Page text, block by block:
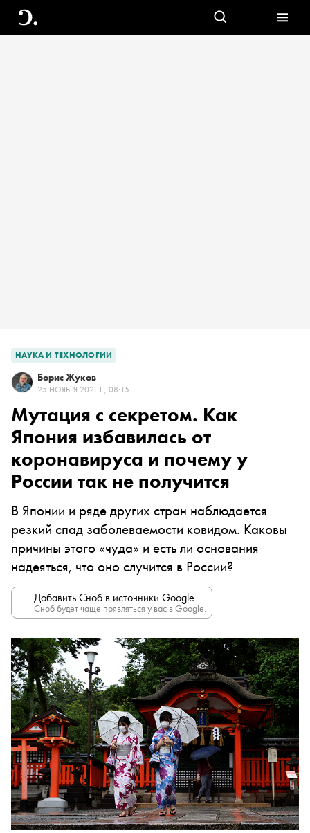
НАУКА И ТЕХНОЛОГИИ
Борис Жуков
25 НОЯБРЯ 2021 Г., 08:15
Мутация с секретом. Как
Япония избавилась от
коронавируса и почему у
России так не получится
В Японии и ряде других стран наблюдается
резкий спад заболеваемости ковидом. Каковы
причины этого «чуда» и есть ли основания
надеяться, что оно случится в России?
Добавить Сноб в источники Google
Сноб будет чаще появляться у вас в Google.